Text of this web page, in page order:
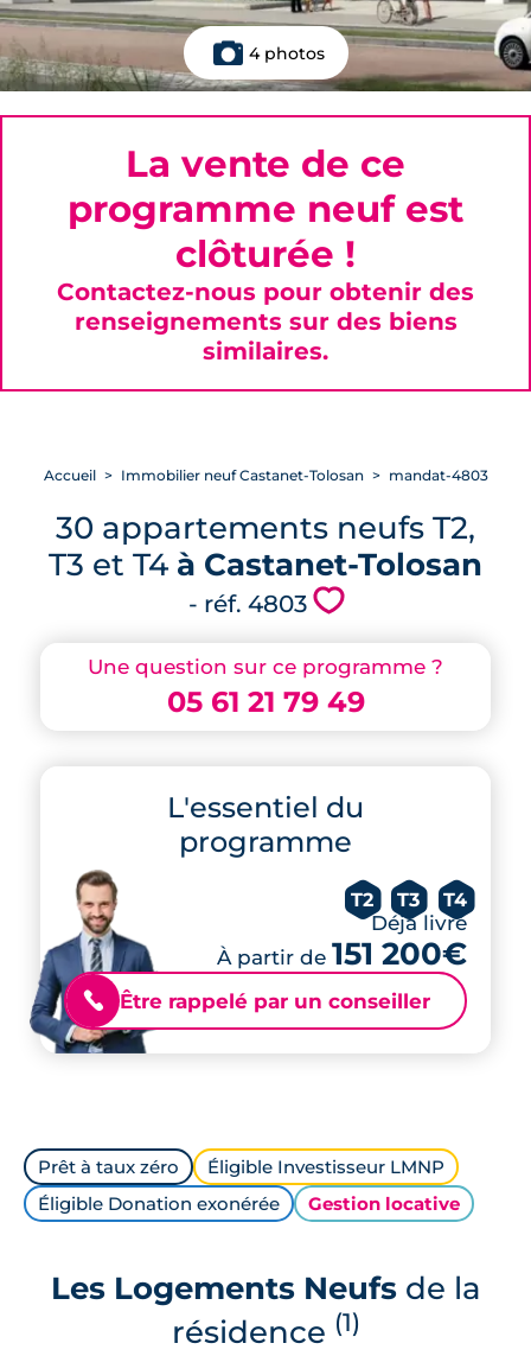
4 photos
Une question sur ce programme ?
05 61 21 79 49
L'essentiel du
programme
T2 T3 T4
Déjà livré
À partir de 151 200€
📞 Être rappelé par un conseiller
Accueil Immobilier neuf Castanet-Tolosan mandat-4803
30 appartements neufs T2,
T3 et T4 à Castanet-Tolosan
- réf. 4803 💗
La vente de ce
programme neuf est
clôturée !
Contactez-nous pour obtenir des
renseignements sur des biens
similaires.
Prêt à taux zéro
Éligible Investisseur LMNP
Éligible Donation exonérée
Gestion locative
Les Logements Neufsde la
résidence (1)